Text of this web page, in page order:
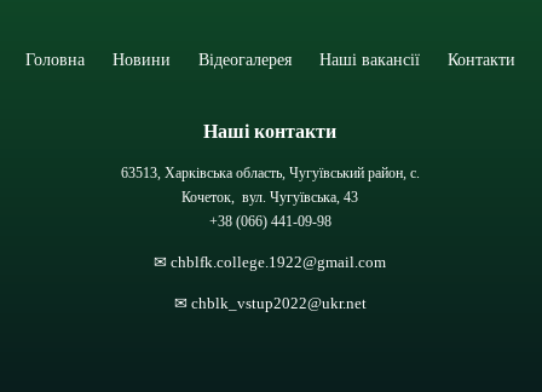
Головна Новини Відеогалерея Наші вакансії Контакти
Наші контакти
63513, Харківська область, Чугуївський район, с.
Кочеток, вул. Чугуївська, 43
+38 (066) 441-09-98
✉ chblfk.college.1922@gmail.com
✉ chblk_vstup2022@ukr.net